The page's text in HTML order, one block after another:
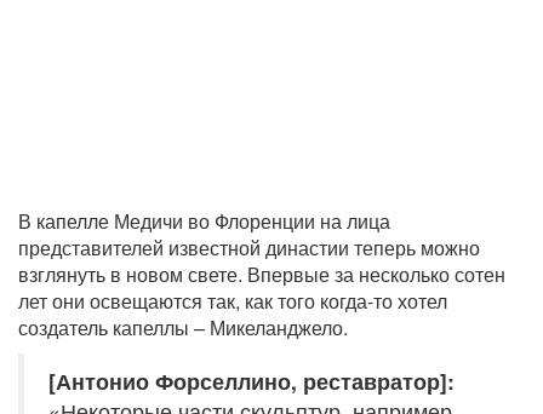
В капелле Медичи во Флоренции на лица
представителей известной династии теперь можно
взглянуть в новом свете. Впервые за несколько сотен
лет они освещаются так, как того когда-то хотел
создатель капеллы – Микеланджело.
[Антонио Форселлино, реставратор]: